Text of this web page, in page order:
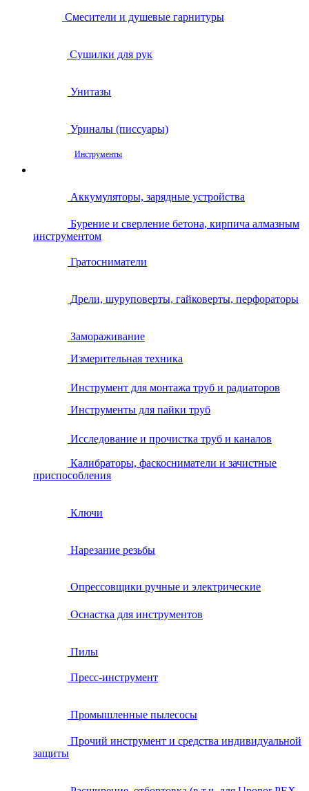
Смесители и душевые гарнитуры
Сушилки для рук
Унитазы
Уриналы (писсуары)
Инструменты
Аккумуляторы, зарядные устройства
Бурение и сверление бетона, кирпича алмазным
инструментом
Гратосниматели
Дрели, шуруповерты, гайковерты, перфораторы
Замораживание
Измерительная техника
Инструмент для монтажа труб и радиаторов
Инструменты для пайки труб
Исследование и прочистка труб и каналов
Калибраторы, фаскосниматели и зачистные
приспособления
Ключи
Нарезание резьбы
Опрессовщики ручные и электрические
Оснастка для инструментов
Пилы
Пресс-инструмент
Промышленные пылесосы
Прочий инструмент и средства индивидуальной
защиты